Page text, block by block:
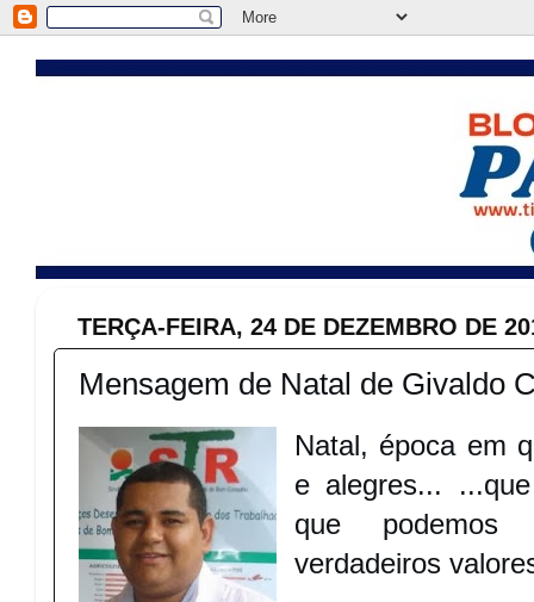
TERÇA-FEIRA, 24 DE DEZEMBRO DE
Mensagem de Natal de Givaldo
Natal, época em
e alegres...
que podemos
verdadeiros